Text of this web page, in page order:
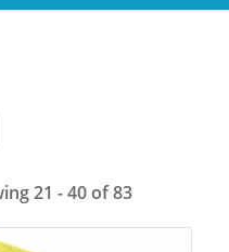
21 - 40 of 83